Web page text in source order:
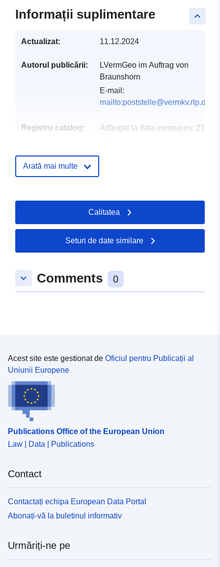
keyboard_arrow_up
Informații suplimentare
Actualizat: 11.12.2024
Autorul publicării:
LVermGeo im Auftrag von
Braunshorn
E-mail:
mailto:poststelle@vermkv.rlp.de
Registru catalog: Adăugat la data.europa.eu: 21
50.0934 ], [ 7.51785,
50.0934 ], [ 7.51785,
50.0918 ], [ 7.51409,
50.0918 ], [ 7.51409,
uriRef:
http://data.europa.eu/88u/dataset/
Arată mai multe
Calitatea
Seturi de date similare
keyboard_arrow_down Comments 0
Acest site este gestionat de Oficiul pentru Publicații al
Uniunii Europene
Publications Office of the European Union
Law | Data | Publications
Contact
Contactați echipa European Data Portal
Abonați-vă la buletinul informativ
Urmăriți-ne pe